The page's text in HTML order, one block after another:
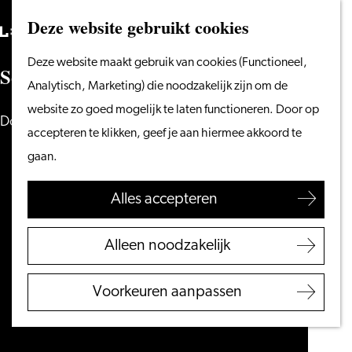
Deze website gebruikt cookies
Deze website maakt gebruik van cookies (Functioneel,
Analytisch, Marketing) die noodzakelijk zijn om de
website zo goed mogelijk te laten functioneren. Door op
accepteren te klikken, geef je aan hiermee akkoord te
gaan.
Alles accepteren
Alleen noodzakelijk
Voorkeuren aanpassen
naar
homepage
Menu
ZoekenVanaf het water
wandelen
Winkelen
Eten & drinken
Met kinderen
VVV Leiden
Bereikbaarheid
Regio Leiden
Zoeken
Se ing Sta rsLeiden
Doe je ook mee?